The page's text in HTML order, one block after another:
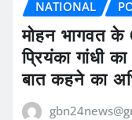
NATIONAL
मोहन भागवत
प्रियंका गांधी
बात कहने का